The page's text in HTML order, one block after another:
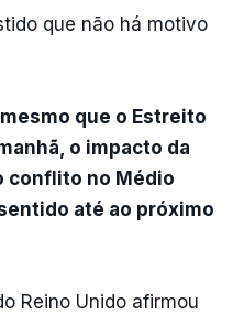
que não há motivo
mesmo que o Estreito
o impacto da
conflito no Médio
até ao próximo
Reino Unido afirmou